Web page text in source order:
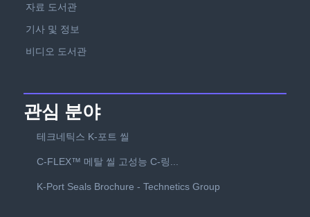
자료 도서관
기사 및 정보
비디오 도서관
관심 분야
테크네틱스 K-포트 씰
C-FLEX™ 메탈 씰 고성능 C-링...
K-Port Seals Brochure - Technetics Group